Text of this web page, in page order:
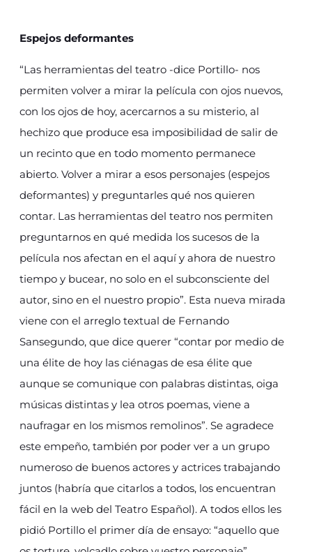
Espejos deformantes
“Las herramientas del teatro -dice Portillo- nos
permiten volver a mirar la película con ojos nuevos,
con los ojos de hoy, acercarnos a su misterio, al
hechizo que produce esa imposibilidad de salir de
un recinto que en todo momento permanece
abierto. Volver a mirar a esos personajes (espejos
deformantes) y preguntarles qué nos quieren
contar. Las herramientas del teatro nos permiten
preguntarnos en qué medida los sucesos de la
película nos afectan en el aquí y ahora de nuestro
tiempo y bucear, no solo en el subconsciente del
autor, sino en el nuestro propio”. Esta nueva mirada
viene con el arreglo textual de Fernando
Sansegundo, que dice querer “contar por medio de
una élite de hoy las ciénagas de esa élite que
aunque se comunique con palabras distintas, oiga
músicas distintas y lea otros poemas, viene a
naufragar en los mismos remolinos”. Se agradece
este empeño, también por poder ver a un grupo
numeroso de buenos actores y actrices trabajando
juntos (habría que citarlos a todos, los encuentran
fácil en la web del Teatro Español). A todos ellos les
pidió Portillo el primer día de ensayo: “aquello que